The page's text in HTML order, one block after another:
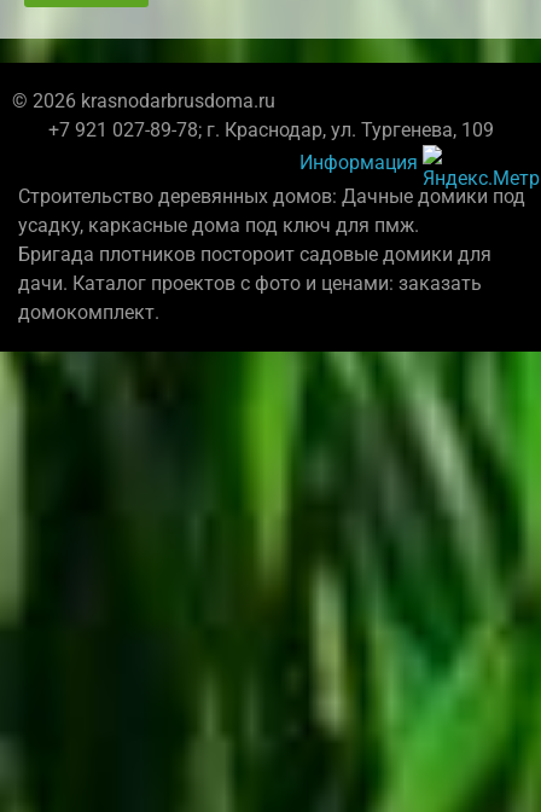
© 2026 krasnodarbrusdoma.ru
+7 921 027-89-78; г. Краснодар, ул. Тургенева, 109
Информация
Строительство деревянных домов: Дачные домики под
усадку, каркасные дома под ключ для пмж.
Бригада плотников постороит садовые домики для
дачи. Каталог проектов с фото и ценами: заказать
домокомплект.